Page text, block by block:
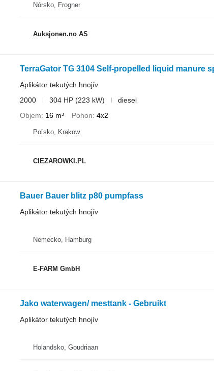
Nórsko, Frogner
Auksjonen.no AS
TerraGator TG 3104 Self-propelled liquid manure
Aplikátor tekutých hnojív
2000
304 HP (223 kW)
diesel
Objem
16 m³ Pohon 4x2
Poľsko, Krakow
CIEZAROWKI.PL
Bauer Bauer blitz p80 pumpfass
Aplikátor tekutých hnojív
Nemecko, Hamburg
E-FARM GmbH
Jako waterwagen/ mesttank - Gebruikt
Aplikátor tekutých hnojív
Holandsko, Goudriaan